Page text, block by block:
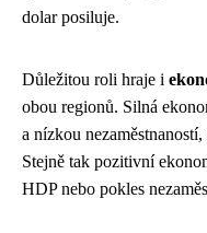
dolar posiluje.
Důležitou roli hraje i
obou regionů. Silná
a nízkou
Stejně tak pozitivní
HDP nebo pokles